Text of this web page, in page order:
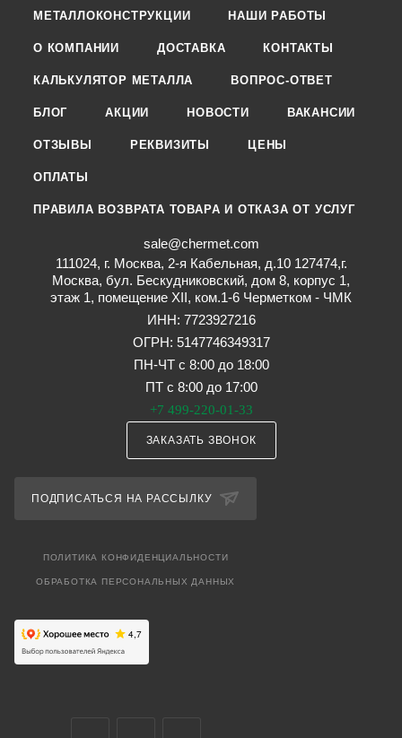
МЕТАЛЛОКОНСТРУКЦИИ НАШИ РАБОТЫ
О КОМПАНИИ ДОСТАВКА КОНТАКТЫ
КАЛЬКУЛЯТОР МЕТАЛЛА ВОПРОС-ОТВЕТ
БЛОГ АКЦИИ НОВОСТИ ВАКАНСИИ
ОТЗЫВЫ РЕКВИЗИТЫ ЦЕНЫ
ОПЛАТЫ
ПРАВИЛА ВОЗВРАТА ТОВАРА И ОТКАЗА ОТ УСЛУГ
sale@chermet.com
111024, г. Москва, 2-я Кабельная, д.10 127474,г.
Москва, бул. Бескудниковский, дом 8, корпус 1,
этаж 1, помещение XII, ком.1-6 Черметком - ЧМК
ИНН: 7723927216
ОГРН: 5147746349317
ПН-ЧТ с 8:00 до 18:00
ПТ с 8:00 до 17:00
+7 499-220-01-33
ЗАКАЗАТЬ ЗВОНОК
ПОДПИСАТЬСЯ НА РАССЫЛКУ
ПОЛИТИКА КОНФИДЕНЦИАЛЬНОСТИ
ОБРАБОТКА ПЕРСОНАЛЬНЫХ ДАННЫХ